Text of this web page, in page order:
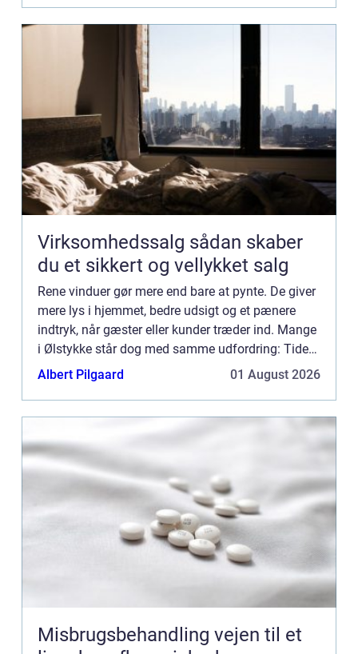
Virksomhedssalg sådan skaber
du et sikkert og vellykket salg
Rene vinduer gør mere end bare at pynte. De giver
mere lys i hjemmet, bedre udsigt og et pænere
indtryk, når gæster eller kunder træder ind. Mange
i Ølstykke står dog med samme udfordring: Tiden,
kræf...
Albert Pilgaard 01 August 2026
Misbrugsbehandling vejen til et